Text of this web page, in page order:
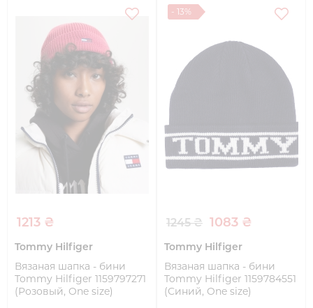
1213 ₴
Tommy Hilfiger
Вязаная шапка - бини
Tommy Hilfiger 1159797271
(Розовый, One size)
- 13%
1245 ₴ 1083 ₴
Tommy Hilfiger
Вязаная шапка - бини
Tommy Hilfiger 1159784551
(Синий, One size)